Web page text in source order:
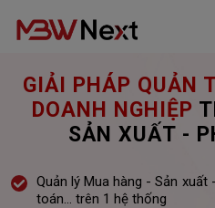
Quản lý Mua hàng - Sản
toán... trên 1 hệ thống
GIẢI PHÁP QUẢN
DOANH NGHIỆP
SẢN XUẤT -